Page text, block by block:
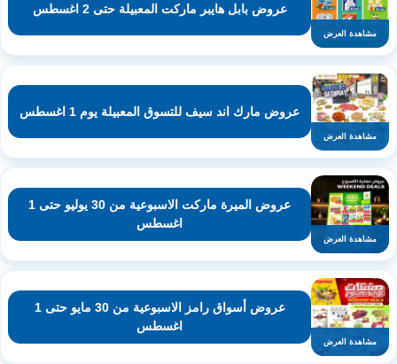
مشاهدة العرض
عروض بابل هايبر ماركت المعبيلة حتى 2 اغسطس
مشاهدة العرض
عروض مارك اند سيف للتسوق المعبيلة يوم 1 اغسطس
مشاهدة العرض
عروض الميرة ماركت الاسبوعية من 30 يوليو حتى 1
اغسطس
مشاهدة العرض
عروض أسواق رامز الاسبوعية من 30 مايو حتى 1
اغسطس